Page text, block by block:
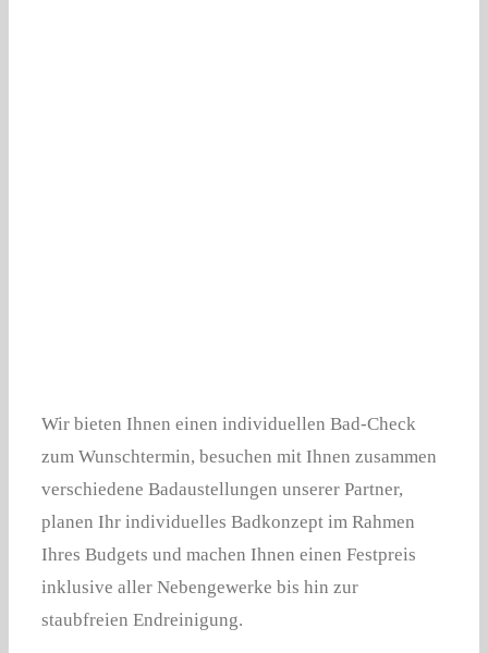
Wir bieten Ihnen einen individuellen Bad-Check
zum Wunschtermin, besuchen mit Ihnen zusammen
verschiedene Badaustellungen unserer Partner,
planen Ihr individuelles Badkonzept im Rahmen
Ihres Budgets und machen Ihnen einen Festpreis
inklusive aller Nebengewerke bis hin zur
staubfreien Endreinigung.